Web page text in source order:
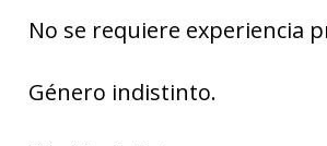
No se requiere experiencia
Género indistinto.